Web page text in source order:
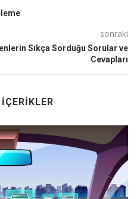
sonraki
Sıkça Sorduğu Sorular ve
Cevapları